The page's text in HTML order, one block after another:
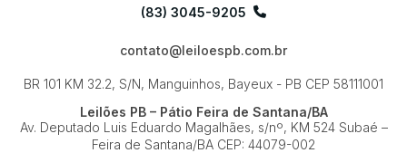
(83) 3045-9205
contato@leiloespb.com.br
BR 101 KM 32.2, S/N, Manguinhos, Bayeux - PB CEP 58111001
Leilões PB – Pátio Feira de Santana/BA
Av. Deputado Luis Eduardo Magalhães, s/nº, KM 524Subaé –
Feira de Santana/BA CEP: 44079-002